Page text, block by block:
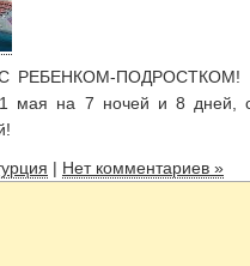
ПОДРОСТКОМ!
мая на 7 ночей и 8 дней,
| Нет комментариев »